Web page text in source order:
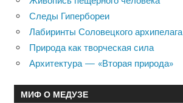
Следы Гипербореи
Лабиринты Соловецкого архипелага
Природа как творческая сила
Архитектура — «Вторая природа»
МИФ О МЕДУЗЕ